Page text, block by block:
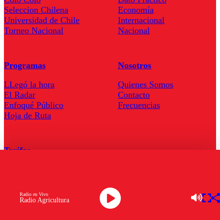
Radio Agricultura
Radio en Vivo
Seleccion Chilena
Universidad de Chile
Torneo Nacional
Economía
Internacional
Nacional
Programas
LLegó la hora
El Radar
Enfoqué Público
Hoja de Ruta
Nosotros
Quienes Somos
Contacto
Frecuencias
Tarifas